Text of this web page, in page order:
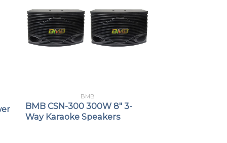
BMB
BMB CSN-300 300W 8″ 3-
Way Karaoke Speakers